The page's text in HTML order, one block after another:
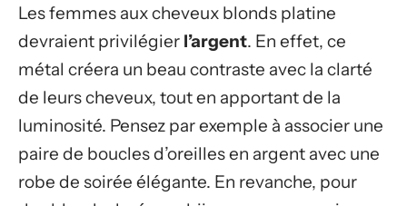
Les femmes aux cheveux blonds platine
devraient privilégier l’argent. En effet, ce
métal créera un beau contraste avec la clarté
de leurs cheveux, tout en apportant de la
luminosité. Pensez par exemple à associer une
paire de boucles d’oreilles en argent avec une
robe de soirée élégante. En revanche, pour